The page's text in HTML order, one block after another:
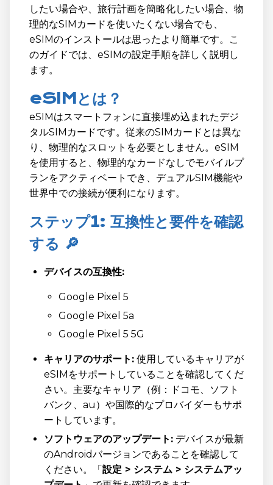
したい場合や、旅行計画を簡略化したい場合、物
理的なSIMカードを使いたくない場合でも、
eSIMのインストールは思ったより簡単です。こ
のガイドでは、eSIMの設定手順を詳しく説明し
ます。
eSIMとは？
eSIMはスマートフォンに直接埋め込まれたデジ
タルSIMカードです。従来のSIMカードとは異な
り、物理的なスロットを必要としません。eSIM
を使用すると、物理的なカードなしでモバイルプ
ランをアクティベートでき、デュアルSIM機能や
世界中での接続が便利になります。
ステップ1: 互換性と要件を確認
する 🔎
デバイスの互換性:
Google Pixel 5
Google Pixel 5a
Google Pixel 5 5G
キャリアのサポート: 使用しているキャリアが
eSIMをサポートしていることを確認してくだ
さい。主要なキャリア（例：ドコモ、ソフト
バンク、au）や国際的なプロバイダーもサポ
ートしています。
ソフトウェアのアップデート: デバイスが最新
のAndroidバージョンであることを確認して
ください。「設定 > システム > システムアッ